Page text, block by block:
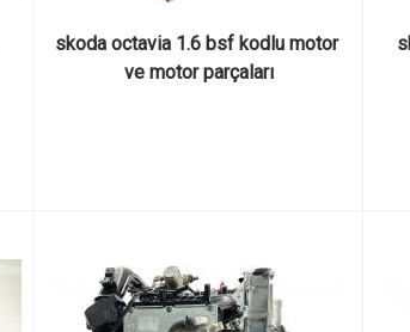
skoda octavia 1.6 bsf kodlu motor
ve motor parçaları